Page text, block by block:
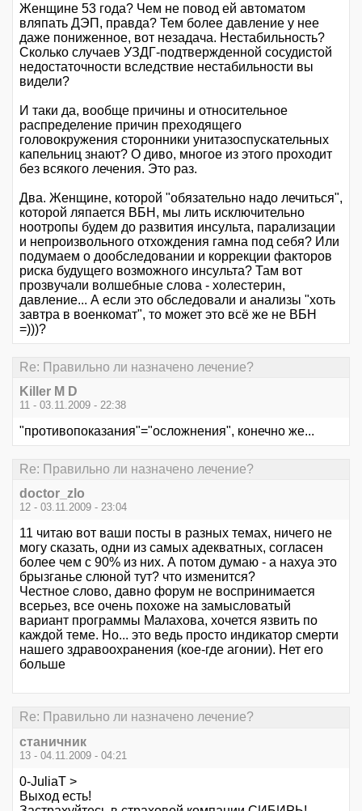
Женщине 53 года? Чем не повод ей автоматом
вляпать ДЭП, правда? Тем более давление у нее
даже пониженное, вот незадача. Нестабильность?
Сколько случаев УЗДГ-подтвержденной сосудистой
недостаточности вследствие нестабильности вы
видели?
И таки да, вообще причины и относительное
распределение причин преходящего
головокружения сторонники унитазоспускательных
капельниц знают? О диво, многое из этого проходит
без всякого лечения. Это раз.
Два. Женщине, которой "обязательно надо лечиться",
которой ляпается ВБН, мы лить исключительно
ноотропы будем до развития инсульта, парализации
и непроизвольного отхождения гамна под себя? Или
подумаем о дообследовании и коррекции факторов
риска будущего возможного инсульта? Там вот
прозвучали волшебные слова - холестерин,
давление... А если это обследовали и анализы "хоть
завтра в военкомат", то может это всё же не ВБН
=)))?
Re: Правильно ли назначено лечение?
Killer M D
11 - 03.11.2009 - 22:38
"противопоказания"="осложнения", конечно же...
Re: Правильно ли назначено лечение?
doctor_zlo
12 - 03.11.2009 - 23:04
11 читаю вот ваши посты в разных темах, ничего не
могу сказать, одни из самых адекватных, согласен
более чем с 90% из них. А потом думаю - а нахуа это
брызганье слюной тут? что изменится?
Честное слово, давно форум не воспринимается
всерьез, все очень похоже на замысловатый
вариант программы Малахова, хочется язвить по
каждой теме. Но... это ведь просто индикатор смерти
нашего здравоохранения (кое-где агонии). Нет его
больше
Re: Правильно ли назначено лечение?
станичник
13 - 04.11.2009 - 04:21
0-JuliaT >
Выход есть!